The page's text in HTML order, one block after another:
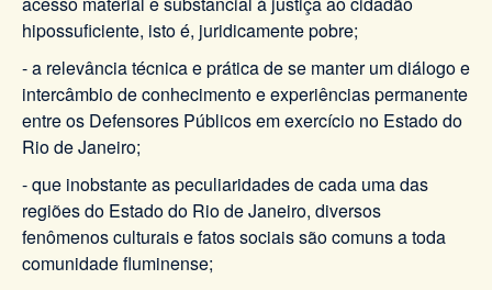
hipossuficiente, isto é, juridicamente pobre;
- a relevância técnica e prática de se manter um diálogo e
intercâmbio de conhecimento e experiências permanente
entre os Defensores Públicos em exercício no Estado do
Rio de Janeiro;
- que inobstante as peculiaridades de cada uma das
regiões do Estado do Rio de Janeiro, diversos
fenômenos culturais e fatos sociais são comuns a toda
comunidade fluminense;